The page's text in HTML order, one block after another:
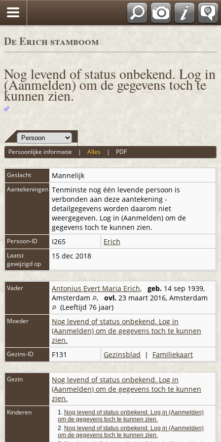
De Erich stamboom
Nog levend of status onbekend. Log in
(Aanmelden) om de gegevens toch te
kunnen zien.
Persoonlijke informatie |Alles | PDF
Geslacht Mannelijk
Aantekeningen Tenminste nog één levende persoon is
verbonden aan deze aantekening -
detailgegevens worden daarom niet
weergegeven. Log in (Aanmelden) om de
gegevens toch te kunnen zien.
Persoon-ID I265 Erich
Laatst
gewijzigd op
15 dec 2018
Vader Antonius Evert Maria Erich, geb. 14 sep 1939,
Amsterdam
, ovl. 23 maart 2016, Amsterdam
(Leeftijd 76 jaar)
Moeder
Nog levend of status onbekend. Log in
(Aanmelden) om de gegevens toch te kunnen
zien.
Gezins-ID F131 Gezinsblad | Familiekaart
Gezin
Nog levend of status onbekend. Log in
(Aanmelden) om de gegevens toch te kunnen
zien.
Kinderen 1. Nog levend of status onbekend. Log in (Aanmelden)
om de gegevens toch te kunnen zien.
2. Nog levend of status onbekend. Log in (Aanmelden)
om de gegevens toch te kunnen zien.